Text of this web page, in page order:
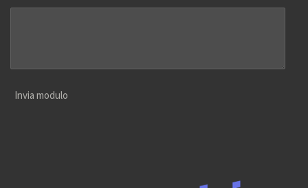
Invia modulo